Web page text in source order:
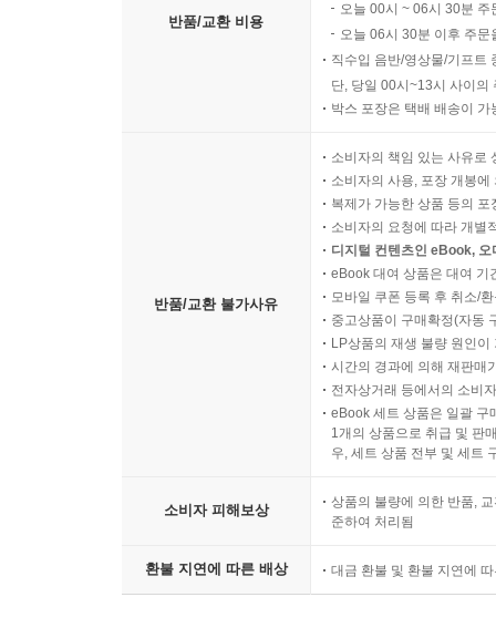
반품/교환 비용
오늘 00시 ~ 06시 30분
오늘 06시 30분 이후 주
직수입 음반/영상물/기프트
단, 당일 00시~13시 사이의
박스 포장은 택배 배송이
반품/교환 불가사유
소비자의 책임 있는 사유로
소비자의 사용, 포장 개봉
복제가 가능한 상품 등의
소비자의 요청에 따라 개별
디지털 컨텐츠인 eBook,
eBook 대여 상품은 대여 기
모바일 쿠폰 등록 후 취소/
중고상품이 구매확정(자동
LP상품의 재생 불량 원인
시간의 경과에 의해 재판매
전자상거래 등에서의 소비
eBook 세트 상품은 일괄 구
1개의 상품으로 취급 및 판
우, 세트 상품 전부 및 세트
소비자 피해보상
상품의 불량에 의한 반품,
준하여 처리됨
환불 지연에 따른 배상 대금 환불 및 환불 지연에